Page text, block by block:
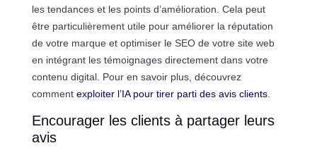
les tendances et les points d’amélioration. Cela peut
être particulièrement utile pour améliorer la réputation
de votre marque et optimiser le SEO de votre site web
en intégrant les témoignages directement dans votre
contenu digital. Pour en savoir plus, découvrez
comment exploiter l’IA pour tirer parti des avis clients.
Encourager les clients à partager leurs
avis